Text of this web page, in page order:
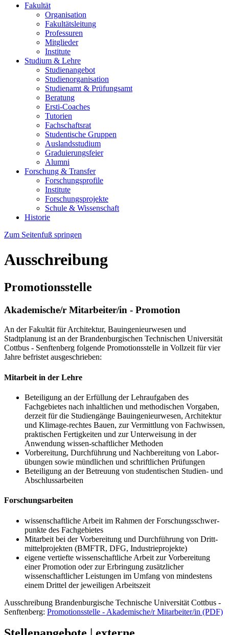
Fakultät
Organisation
Fakultätsleitung
Professuren
Mitglieder
Institute
Studium & Lehre
Studienangebot
Studienorganisation
Studienamt & Prüfungsamt
Beratung
Ersti-Coaches
Tutorien
Fachschaftsrat
Studentische Gruppen
Auslandsstudium
Graduierungsfeier
Alumni
Forschung & Transfer
Forschungsprofile
Institute
Forschungsprojekte
Schule & Wissenschaft
Historie
Zum Seitenfuß springen
Ausschreibung
Promotionsstelle
Akademische/r Mitarbeiter/in - Promotion
An der Fakultät für Architektur, Bauingenieurwesen und
Stadtplanung ist an der Brandenburgischen Technischen Universität
Cottbus - Senftenberg folgende Promotionsstelle in Vollzeit für vier
Jahre befristet ausgeschrieben:
Mitarbeit in der Lehre
Beteiligung an der Erfüllung der Lehraufgaben des
Fachgebietes nach inhaltlichen und methodischen Vorgaben,
derzeit für die Studiengänge Bauingenieurwesen, Architektur
und Klimage-rechtes Bauen, zur Vermittlung von Fachwissen,
praktischen Fertigkeiten und zur Unterweisung in der
Anwendung wissen-schaftlicher Methoden
Vorbereitung, Durchführung und Nachbereitung von Labor-
übungen sowie mündlichen und schriftlichen Prüfungen
Beteiligung an der Betreuung von studentischen Studien- und
Abschlussarbeiten
Forschungsarbeiten
wissenschaftliche Arbeit im Rahmen der Forschungsschwer-
punkte des Fachgebietes
Mitarbeit bei der Vorbereitung und Durchführung von Dritt-
mittelprojekten (BMFTR, DFG, Industrieprojekte)
eigene vertiefte wissenschaftliche Arbeit zur Vorbereitung
einer Promotion oder zur Erbringung zusätzlicher
wissenschaftlicher Leistungen im Umfang von mindestens
einem Drittel der jeweiligen Arbeitszeit
Ausschreibung Brandenburgische Technische Universität Cottbus -
Senftenberg: Promotionsstelle - Akademische/r Mitarbeiter/in (PDF)